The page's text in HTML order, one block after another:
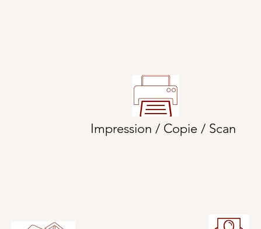
Impression / Copie / Scan